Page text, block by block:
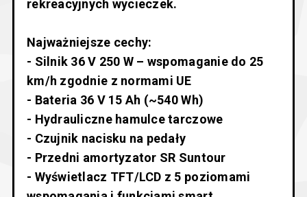
rekreacyjnych wycieczek.
Najważniejsze cechy:
- Silnik 36 V 250 W – wspomaganie do 25
km/h zgodnie z normami UE
- Bateria 36 V 15 Ah (~540 Wh)
- Hydrauliczne hamulce tarczowe
- Czujnik nacisku na pedały
- Przedni amortyzator SR Suntour
- Wyświetlacz TFT/LCD z 5 poziomami